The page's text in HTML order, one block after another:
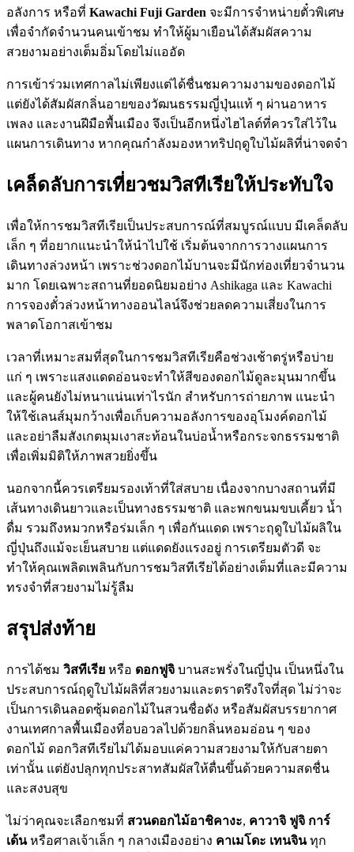
อลังการ หรือที่ Kawachi Fuji Garden จะมีการจำหน่ายตั๋วพิเศษ
เพื่อจำกัดจำนวนคนเข้าชม ทำให้ผู้มาเยือนได้สัมผัสความ
สวยงามอย่างเต็มอิ่มโดยไม่แออัด
การเข้าร่วมเทศกาลไม่เพียงแต่ได้ชื่นชมความงามของดอกไม้
แต่ยังได้สัมผัสกลิ่นอายของวัฒนธรรมญี่ปุ่นแท้ ๆ ผ่านอาหาร
เพลง และงานฝีมือพื้นเมือง จึงเป็นอีกหนึ่งไฮไลต์ที่ควรใส่ไว้ใน
แผนการเดินทาง หากคุณกำลังมองหาทริปฤดูใบไม้ผลิที่น่าจดจำ
เคล็ดลับการเที่ยวชมวิสทีเรียให้ประทับใจ
เพื่อให้การชมวิสทีเรียเป็นประสบการณ์ที่สมบูรณ์แบบ มีเคล็ดลับ
เล็ก ๆ ที่อยากแนะนำให้นำไปใช้ เริ่มต้นจากการวางแผนการ
เดินทางล่วงหน้า เพราะช่วงดอกไม้บานจะมีนักท่องเที่ยวจำนวน
มาก โดยเฉพาะสถานที่ยอดนิยมอย่าง Ashikaga และ Kawachi
การจองตั๋วล่วงหน้าทางออนไลน์จึงช่วยลดความเสี่ยงในการ
พลาดโอกาสเข้าชม
เวลาที่เหมาะสมที่สุดในการชมวิสทีเรียคือช่วงเช้าตรู่หรือบ่าย
แก่ ๆ เพราะแสงแดดอ่อนจะทำให้สีของดอกไม้ดูละมุนมากขึ้น
และผู้คนยังไม่หนาแน่นเท่าไรนัก สำหรับการถ่ายภาพ แนะนำ
ให้ใช้เลนส์มุมกว้างเพื่อเก็บความอลังการของอุโมงค์ดอกไม้
และอย่าลืมสังเกตมุมเงาสะท้อนในบ่อน้ำหรือกระจกธรรมชาติ
เพื่อเพิ่มมิติให้ภาพสวยยิ่งขึ้น
นอกจากนี้ควรเตรียมรองเท้าที่ใส่สบาย เนื่องจากบางสถานที่มี
เส้นทางเดินยาวและเป็นทางธรรมชาติ และพกขนมขบเคี้ยว น้ำ
ดื่ม รวมถึงหมวกหรือร่มเล็ก ๆ เพื่อกันแดด เพราะฤดูใบไม้ผลิใน
ญี่ปุ่นถึงแม้จะเย็นสบาย แต่แดดยังแรงอยู่ การเตรียมตัวดี จะ
ทำให้คุณเพลิดเพลินกับการชมวิสทีเรียได้อย่างเต็มที่และมีความ
ทรงจำที่สวยงามไม่รู้ลืม
สรุปส่งท้าย
การได้ชม วิสทีเรีย หรือ ดอกฟูจิ บานสะพรั่งในญี่ปุ่น เป็นหนึ่งใน
ประสบการณ์ฤดูใบไม้ผลิที่สวยงามและตราตรึงใจที่สุด ไม่ว่าจะ
เป็นการเดินลอดซุ้มดอกไม้ในสวนชื่อดัง หรือสัมผัสบรรยากาศ
งานเทศกาลพื้นเมืองที่อบอวลไปด้วยกลิ่นหอมอ่อน ๆ ของ
ดอกไม้ ดอกวิสทีเรียไม่ได้มอบแค่ความสวยงามให้กับสายตา
เท่านั้น แต่ยังปลุกทุกประสาทสัมผัสให้ตื่นขึ้นด้วยความสดชื่น
และสงบสุข
ไม่ว่าคุณจะเลือกชมที่ สวนดอกไม้อาชิคางะ, คาวาจิ ฟูจิ การ์
เด้นหรือศาลเจ้าเล็ก ๆ กลางเมืองอย่าง คาเมโดะ เทนจินทุก